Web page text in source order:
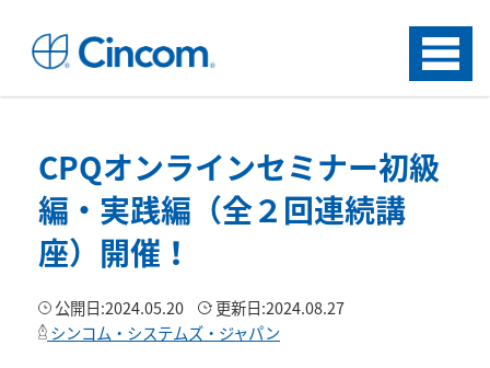
Menu
CPQオンラインセミナー初級
編・実践編（全２回連続講
座）開催！
公開日:2024.05.20 更新日:2024.08.27
シンコム・システムズ・ジャパン